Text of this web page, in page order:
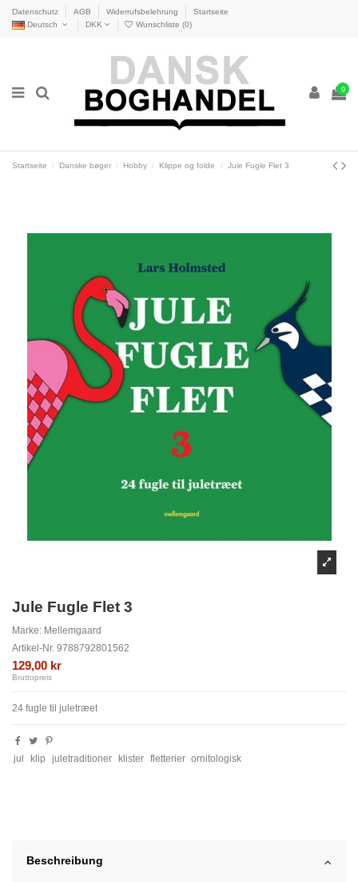
Datenschutz AGB Widerrufsbelehrung
Startseite
Deutsch
DKK Wunschliste (0)
0
Startseite Danske bøger Hobby Klippe og folde Jule Fugle Flet 3
Jule Fugle Flet 3
Marke: Mellemgaard
Artikel-Nr. 9788792801562
129,00 kr
Bruttopreis
24 fugle til juletræet
jul klip juletraditioner klister fletterier ornitologisk
Beschreibung